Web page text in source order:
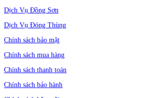
Dịch Vụ Đồng Sơn
Dịch Vụ Đóng Thùng
Chính sách bảo mật
Chính sách mua hàng
Chính sách thanh toán
Chính sách bảo hành